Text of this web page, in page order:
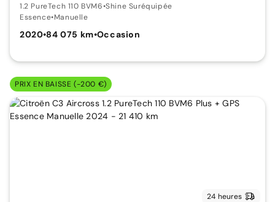
1.2 PureTech 110 BVM6•Shine Suréquipée
Essence•Manuelle
2020•84 075 km•Occasion
PRIX EN BAISSE (-200 €)
24 heures